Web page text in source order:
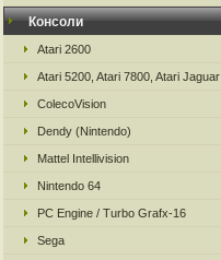
Консоли
Atari 2600
Atari 5200, Atari 7800, Atari Jaguar
ColecoVision
Dendy (Nintendo)
Mattel Intellivision
Nintendo 64
PC Engine / Turbo Grafx-16
Sega